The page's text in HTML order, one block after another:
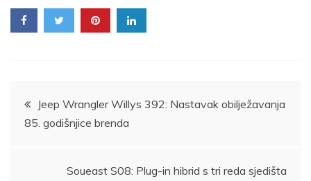
Post
navigation
Jeep Wrangler Willys 392: Nastavak obilježavanja
85. godišnjice brenda
Soueast S08: Plug-in hibrid s tri reda sjedišta